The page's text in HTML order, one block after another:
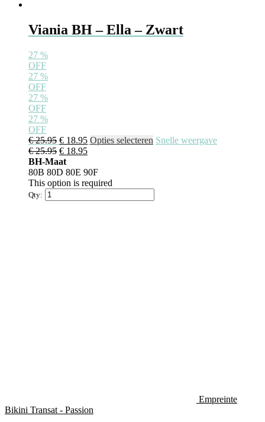
Viania BH – Ella – Zwart
27 %
OFF
27 %
OFF
27 %
OFF
27 %
OFF
€25.95 € 18.95 Opties selecteren Snelle weergave
€25.95 € 18.95
BH-Maat
80B 80D 80E 90F
This option is required
Qty:
Empreinte
Bikini Transat - Passion